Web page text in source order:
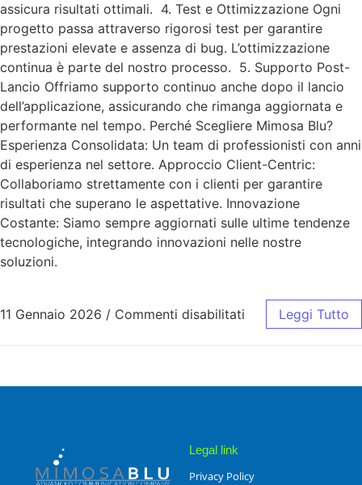
assicura risultati ottimali. 4. Test e Ottimizzazione Ogni
progetto passa attraverso rigorosi test per garantire
prestazioni elevate e assenza di bug. L’ottimizzazione
continua è parte del nostro processo. 5. Supporto Post-
Lancio Offriamo supporto continuo anche dopo il lancio
dell’applicazione, assicurando che rimanga aggiornata e
performante nel tempo. Perché Scegliere Mimosa Blu?
Esperienza Consolidata: Un team di professionisti con anni
di esperienza nel settore. Approccio Client-Centric:
Collaboriamo strettamente con i clienti per garantire
risultati che superano le aspettative. Innovazione
Costante: Siamo sempre aggiornati sulle ultime tendenze
tecnologiche, integrando innovazioni nelle nostre
soluzioni.
11 Gennaio 2026 / Commenti disabilitati Leggi Tutto
Legal link
Privacy Policy